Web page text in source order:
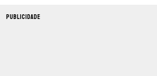
PUBLICIDADE